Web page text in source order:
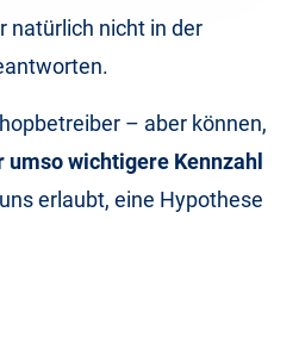
natürlich nicht in der
– aber können,
umso wichtigere Kennzahl
erlaubt, eine Hypothese